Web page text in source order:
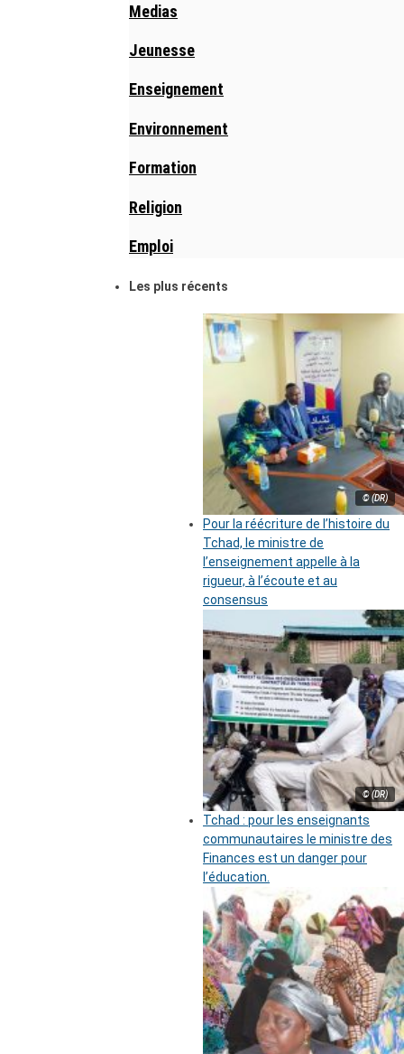
Medias
Jeunesse
Enseignement
Environnement
Formation
Religion
Emploi
Les plus récents
© (DR)
Pour la réécriture de l’histoire du
Tchad, le ministre de
l’enseignement appelle à la
rigueur, à l’écoute et au
consensus
© (DR)
Tchad : pour les enseignants
communautaires le ministre des
Finances est un danger pour
l’éducation.